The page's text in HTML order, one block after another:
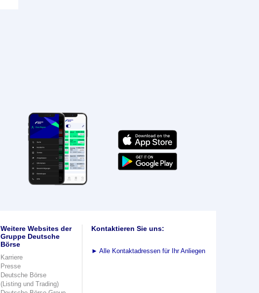
Weitere Websites der
Gruppe Deutsche
Börse
Karriere
Presse
Deutsche Börse
(Listing und Trading)
Kontaktieren Sie uns:
► Alle Kontaktadressen für Ihr Anliegen